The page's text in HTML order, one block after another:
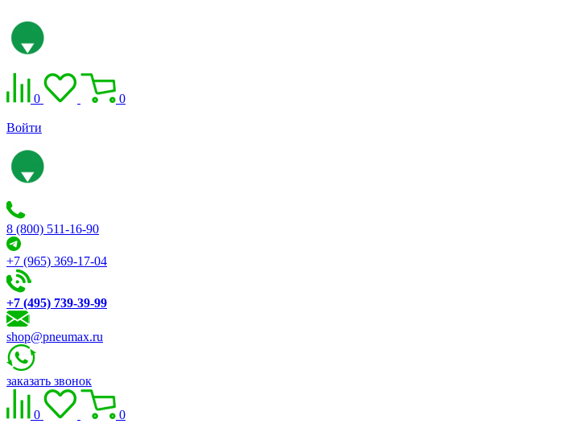
0 0
Войти
8 (800) 511-16-90
+7 (965) 369-17-04
+7 (495) 739-39-99
shop@pneumax.ru
заказать звонок
0 0